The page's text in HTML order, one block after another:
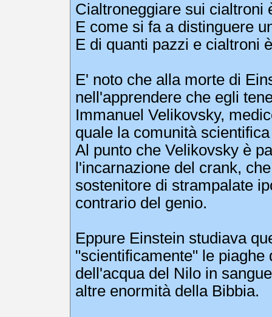
Cialtroneggiare sui cialtroni
E come si fa a distinguere
E di quanti pazzi e cialtroni
E' noto che alla morte di
nell'apprendere che egli
Immanuel Velikovsky,
quale la comunità
Al punto che Velikovsky è
l'incarnazione del crank,
sostenitore di strampalate
contrario del genio.
Eppure Einstein studiava
"scientificamente" le
dell'acqua del Nilo in
altre enormità della Bibbia.